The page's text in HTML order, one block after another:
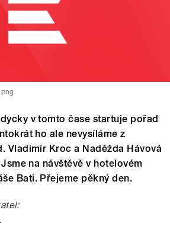
v tomto čase startuje pořad
ho ale nevysíláme z
Vladimír Kroc a Naděžda Hávová
na návštěvě v hotelovém
Bati. Přejeme pěkný den.